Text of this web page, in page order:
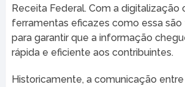
Receita Federal. Com a digitalização
ferramentas eficazes como essa
para garantir que a informação
rápida e eficiente aos contribuintes.
Historicamente, a comunicação